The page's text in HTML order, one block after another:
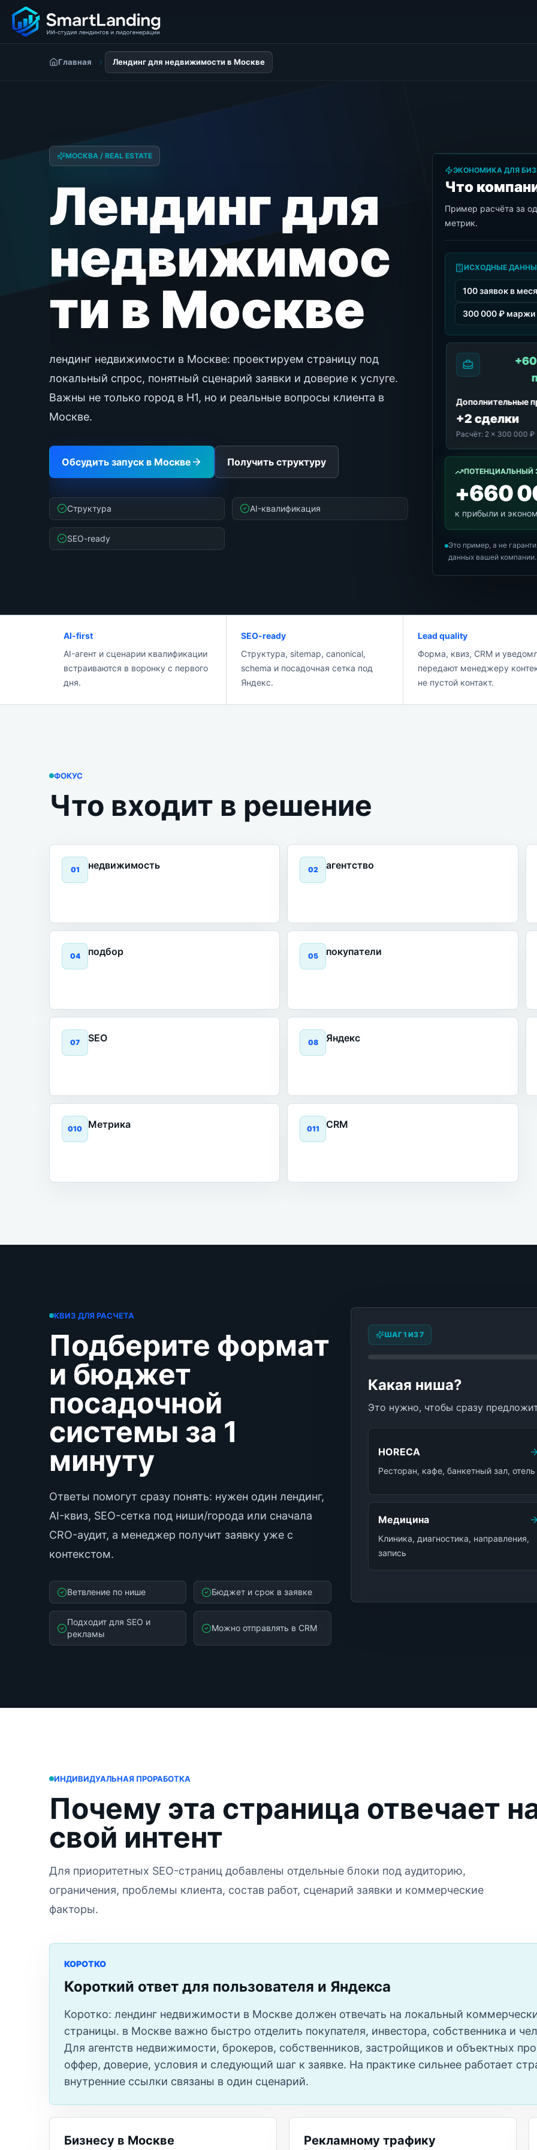
Главная Лендинг для недвижимости в Москве
МОСКВА / REAL ESTATE
Лендинг для
недвижимос
ти в Москве
лендинг недвижимости в Москве: проектируем страницу под
локальный спрос, понятный сценарий заявки и доверие к услуге.
Важны не только город в H1, но и реальные вопросы клиента в
Москве.
Обсудить запуск в Москве Получить структуру
Структура AI-квалификация
SEO-ready
ЭКОНОМИКА ДЛЯ
Что
Пример расчёта за
метрик.
ИСХОДНЫЕ
100 заявок в
300 000 ₽ маржи
Дополнительные
+2 сделки
Расчёт:2 × 300 000 ₽
ПОТЕНЦИАЛЬНЫЙ
+660
к прибыли и
Это пример, а не
данных вашей компании.
AI-first
AI-агент и сценарии квалификации
встраиваются в воронку с первого
дня.
SEO-ready
Структура, sitemap, canonical,
schema и посадочная сетка под
Яндекс.
Lead quality
Форма, квиз, CRM и
передают менеджеру
не пустой контакт.
ФОКУС
Что входит в решение
01 недвижимость 02 агентство
04 подбор 05 покупатели
07 SEO 08 Яндекс
010 Метрика 011 CRM
КВИЗ ДЛЯ РАСЧЕТА
Подберите формат
и бюджет
посадочной
системы за 1
минуту
Ответы помогут сразу понять: нужен один лендинг,
AI-квиз, SEO-сетка под ниши/города или сначала
CRO-аудит, а менеджер получит заявку уже с
контекстом.
Ветвление по нише Бюджет и срок в заявке
Подходит для SEO и
рекламы
Можно отправлять в CRM
ШАГ 1 ИЗ 7
Какая ниша?
Это нужно, чтобы сразу
HORECA
Ресторан, кафе, банкетный зал, отель
Медицина
Клиника, диагностика, направления,
запись
ИНДИВИДУАЛЬНАЯ ПРОРАБОТКА
Почему эта страница отвечает
свой интент
Для приоритетных SEO-страниц добавлены отдельные блоки под аудиторию,
ограничения, проблемы клиента, состав работ, сценарий заявки и коммерческие
факторы.
КОРОТКО
Короткий ответ для пользователя и Яндекса
Коротко: лендинг недвижимости в Москве должен отвечать на локальный
страницы. в Москве важно быстро отделить покупателя, инвестора, собственника и
Для агентств недвижимости, брокеров, собственников, застройщиков и объектных
оффер, доверие, условия и следующий шаг к заявке. На практике сильнее работает
внутренние ссылки связаны в один сценарий.
Бизнесу в Москве Рекламному трафику